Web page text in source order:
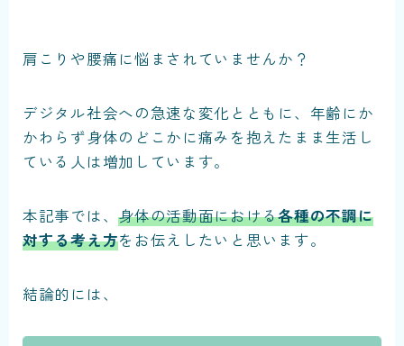
肩こりや腰痛に悩まされていませんか？
デジタル社会への急速な変化とともに、年齢にか
かわらず身体のどこかに痛みを抱えたまま生活し
ている人は増加しています。
本記事では、身体の活動面における各種の不調に
対する考え方をお伝えしたいと思います。
結論的には、